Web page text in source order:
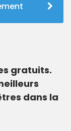
gratuits.
dans la